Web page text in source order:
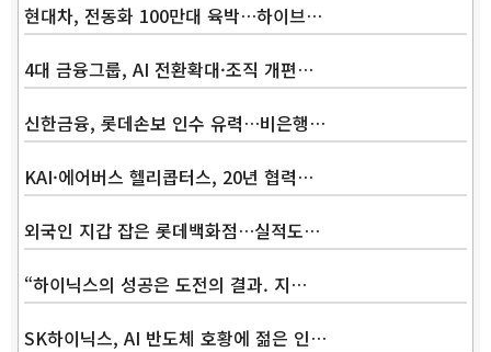
현대차, 전동화 100만대 육박…하이브…
4대 금융그룹, AI 전환확대·조직 개편…
신한금융, 롯데손보 인수 유력…비은행…
KAI·에어버스 헬리콥터스, 20년 협력…
외국인 지갑 잡은 롯데백화점…실적도…
“하이닉스의 성공은 도전의 결과. 지…
SK하이닉스, AI 반도체 호황에 젊은 인…